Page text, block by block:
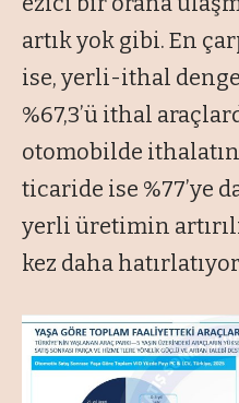
artık yok gibi. En
ise, yerli-ithal
%67,3’ü ithal
otomobilde ithalatın
ticaride ise %77’ye
yerli üretimin
kez daha